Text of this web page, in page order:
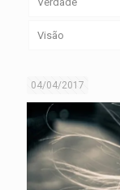
Visão
04/04/2017